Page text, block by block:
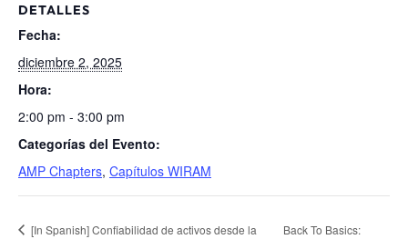
DETALLES
Fecha:
diciembre 2, 2025
Hora:
2:00 pm - 3:00 pm
Categorías del Evento:
AMP Chapters, Capítulos WIRAM
[In Spanish] Confiabilidad de activos desde la
Back To Basics: